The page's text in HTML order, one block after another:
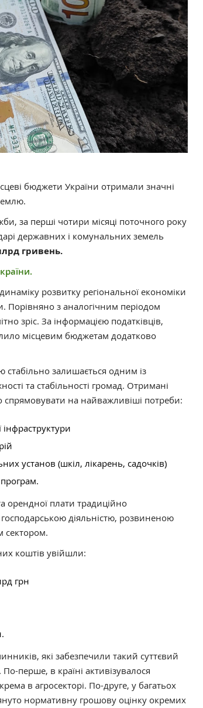
бюджети України отримали значні
за перші чотири місяці поточного року
державних і комунальних земель
гривень.
розвитку регіональної економіки
Порівняно з аналогічним періодом
зріс. За інформацією податківців,
місцевим бюджетам додатково
стабільно залишається одним із
та стабільності громад. Отримані
на найважливіші потреби:
установ (шкіл, лікарень, садочків)
орендної плати традиційно
діяльністю, розвиненою
сектором.
коштів увійшли:
грн
які забезпечили такий суттєвий
перше, в країні активізувалося
в агросекторі. По-друге, у багатьох
нормативну грошову оцінку окремих